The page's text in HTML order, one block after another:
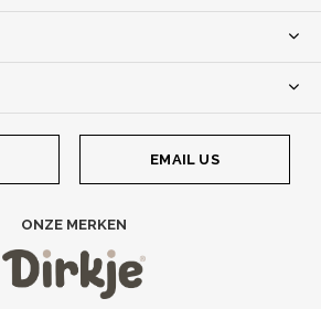
EMAIL US
ONZE MERKEN